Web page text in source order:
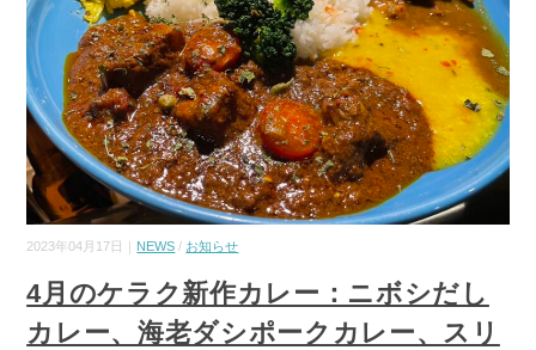
2023年04月17日｜ NEWS / お知らせ
4月のケラク新作カレー：ニボシだし
カレー、海老ダシポークカレー、スリ